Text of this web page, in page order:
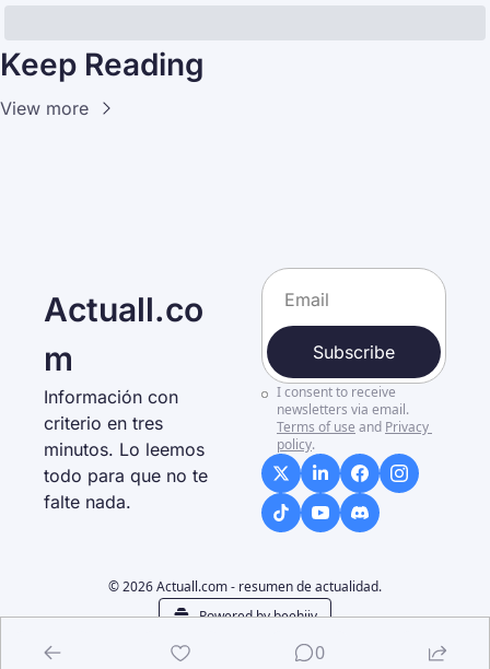
Keep Reading
View more
Actuall.co
m
Información con
criterio en tres
minutos. Lo leemos
todo para que no te
falte nada.
Subscribe
I consent to receive
newsletters via email.
Terms of use and Privacy
policy.
© 2026 Actuall.com - resumen de actualidad.
Powered by beehiiv
0